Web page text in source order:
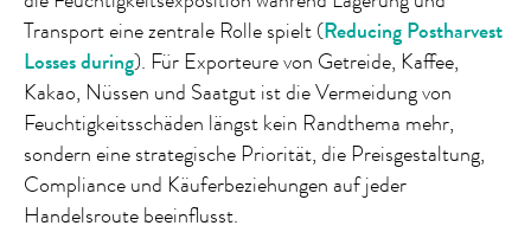
Transport eine zentrale Rolle spielt (Reducing Postharvest
Losses during). Für Exporteure von Getreide, Kaffee,
Kakao, Nüssen und Saatgut ist die Vermeidung von
Feuchtigkeitsschäden längst kein Randthema mehr,
sondern eine strategische Priorität, die Preisgestaltung,
Compliance und Käuferbeziehungen auf jeder
Handelsroute beeinflusst.